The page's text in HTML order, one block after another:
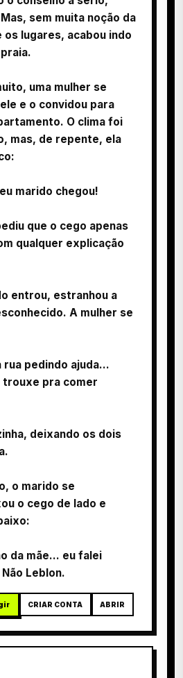
sem muita noção da
lugares, acabou indo
uma mulher se
e o convidou para
O clima foi
mas, de repente, ela
marido chegou!
que o cego apenas
qualquer explicação
entrou, estranhou a
A mulher se
rua pedindo ajuda…
trouxe pra comer
deixando os dois
o marido se
o cego de lado e
da mãe… eu falei
Leblon.
CRIAR CONTA ABRIR